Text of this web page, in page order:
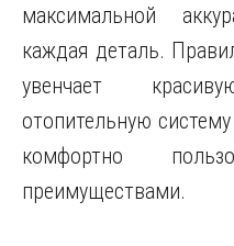
максимальной
каждая деталь.
увенчает
отопительную
комфортно
преимуществами.